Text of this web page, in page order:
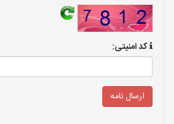
کد امنیتی: